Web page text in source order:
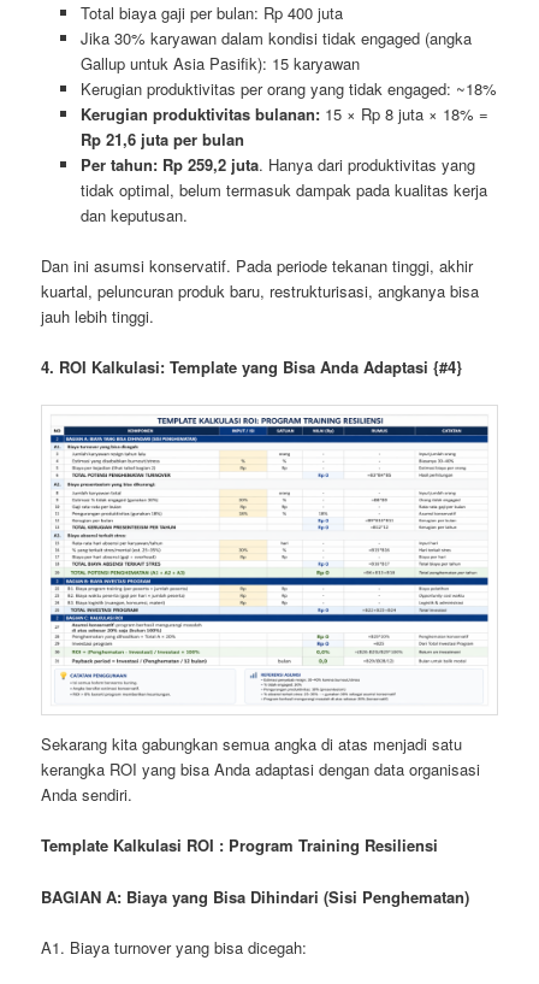
Total biaya gaji per bulan: Rp 400 juta
Jika 30% karyawan dalam kondisi tidak engaged (angka
Gallup untuk Asia Pasifik): 15 karyawan
Kerugian produktivitas per orang yang tidak engaged: ~18%
Kerugian produktivitas bulanan:15 × Rp 8 juta × 18% =
Rp 21,6 juta per bulan
Per tahun: Rp 259,2 juta. Hanya dari produktivitas yang
tidak optimal, belum termasuk dampak pada kualitas kerja
dan keputusan.
Dan ini asumsi konservatif. Pada periode tekanan tinggi, akhir
kuartal, peluncuran produk baru, restrukturisasi, angkanya bisa
jauh lebih tinggi.
4. ROI Kalkulasi: Template yang Bisa Anda Adaptasi {#4}
Sekarang kita gabungkan semua angka di atas menjadi satu
kerangka ROI yang bisa Anda adaptasi dengan data organisasi
Anda sendiri.
Template Kalkulasi ROI : Program Training Resiliensi
BAGIAN A: Biaya yang Bisa Dihindari (Sisi Penghematan)
A1. Biaya turnover yang bisa dicegah: